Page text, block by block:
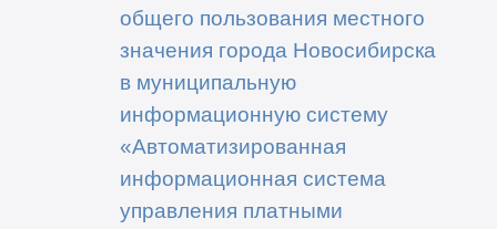
общего пользования местного
значения города Новосибирска
в муниципальную
информационную систему
«Автоматизированная
информационная система
управления платными